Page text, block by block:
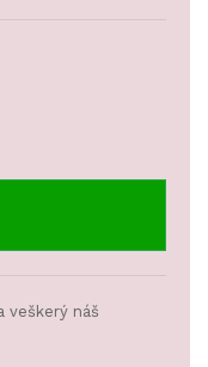
veškerý náš